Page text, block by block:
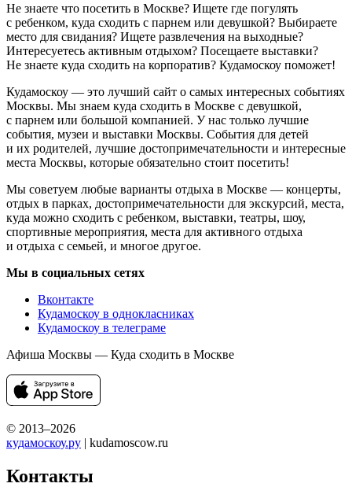
Не знаете что посетить в Москве? Ищете где погулять
с ребенком, куда сходить с парнем или девушкой? Выбираете
место для свидания? Ищете развлечения на выходные?
Интересуетесь активным отдыхом? Посещаете выставки?
Не знаете куда сходить на корпоратив? Кудамоскоу поможет!
Кудамоскоу — это лучший сайт о самых интересных событиях
Москвы. Мы знаем куда сходить в Москве с девушкой,
с парнем или большой компанией. У нас только лучшие
события, музеи и выставки Москвы. События для детей
и их родителей, лучшие достопримечательности и интересные
места Москвы, которые обязательно стоит посетить!
Мы советуем любые варианты отдыха в Москве — концерты,
отдых в парках, достопримечательности для экскурсий, места,
куда можно сходить с ребенком, выставки, театры, шоу,
спортивные мероприятия, места для активного отдыха
и отдыха с семьей, и многое другое.
Мы в социальных сетях
Вконтакте
Кудамоскоу в однокласниках
Кудамоскоу в телеграме
Афиша Москвы — Куда сходить в Москве
© 2013–2026
кудамоскоу.ру | kudamoscow.ru
Контакты